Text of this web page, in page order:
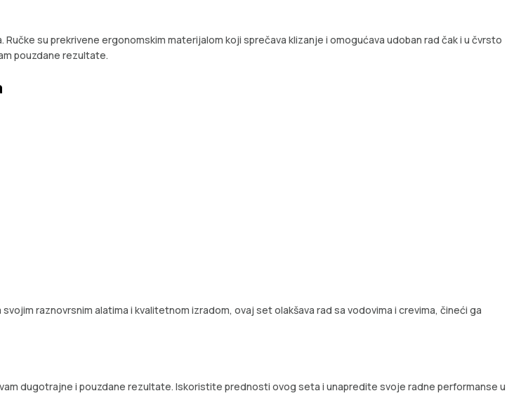
su prekrivene ergonomskim materijalom koji sprečava klizanje i omogućava udoban rad čak i u čvrsto
pouzdane rezultate.
raznovrsnim alatima i kvalitetnom izradom, ovaj set olakšava rad sa vodovima i crevima, čineći ga
dugotrajne i pouzdane rezultate. Iskoristite prednosti ovog seta i unapredite svoje radne performanse u